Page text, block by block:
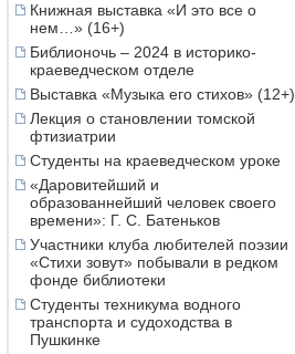
Книжная выставка «И это все о
нем…» (16+)
Библионочь – 2024 в историко-
краеведческом отделе
Выставка «Музыка его стихов» (12+)
Лекция о становлении томской
фтизиатрии
Студенты на краеведческом уроке
«Даровитейший и
образованнейший человек своего
времени»: Г. С. Батеньков
Участники клуба любителей поэзии
«Стихи зовут» побывали в редком
фонде библиотеки
Студенты техникума водного
транспорта и судоходства в
Пушкинке